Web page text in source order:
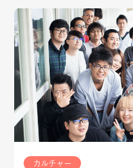
カルチャー